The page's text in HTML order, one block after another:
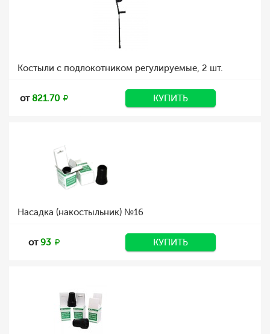
Костыли с подлокотником регулируемые, 2 шт.
от821.70 КУПИТЬ
Насадка (накостыльник) №16
от93 КУПИТЬ